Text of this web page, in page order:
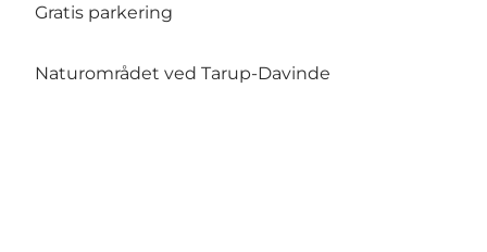
Gratis parkering
Naturområdet ved Tarup-Davinde